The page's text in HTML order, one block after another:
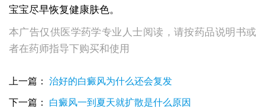
宝宝尽早恢复健康肤色。
本广告仅供医学药学专业人士阅读，请按药品说明书或
者在药师指导下购买和使用
上一篇： 治好的白癜风为什么还会复发
下一篇： 白癜风一到夏天就扩散是什么原因
刚出生的白斑怎么也会得白癜风